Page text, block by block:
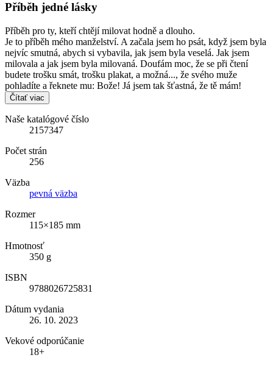
Příběh jedné lásky
Příběh pro ty, kteří chtějí milovat hodně a dlouho.
Je to příběh mého manželství. A začala jsem ho psát, když jsem byla
nejvíc smutná, abych si vybavila, jak jsem byla veselá. Jak jsem
milovala a jak jsem byla milovaná. Doufám moc, že se při čtení
budete trošku smát, trošku plakat, a možná..., že svého muže
pohladíte a řeknete mu: Bože! Já jsem tak šťastná, že tě mám!
Čítať viac
Naše katalógové číslo
2157347
Počet strán
256
Väzba
pevná väzba
Rozmer
115×185 mm
Hmotnosť
350 g
ISBN
9788026725831
Dátum vydania
26. 10. 2023
Vekové odporúčanie
18+